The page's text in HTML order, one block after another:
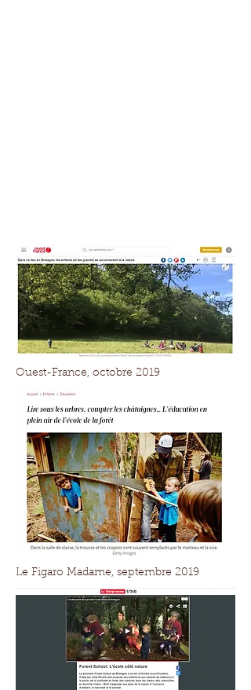
Ouest-France, octobre 2019
Le Figaro Madame, septembre 2019